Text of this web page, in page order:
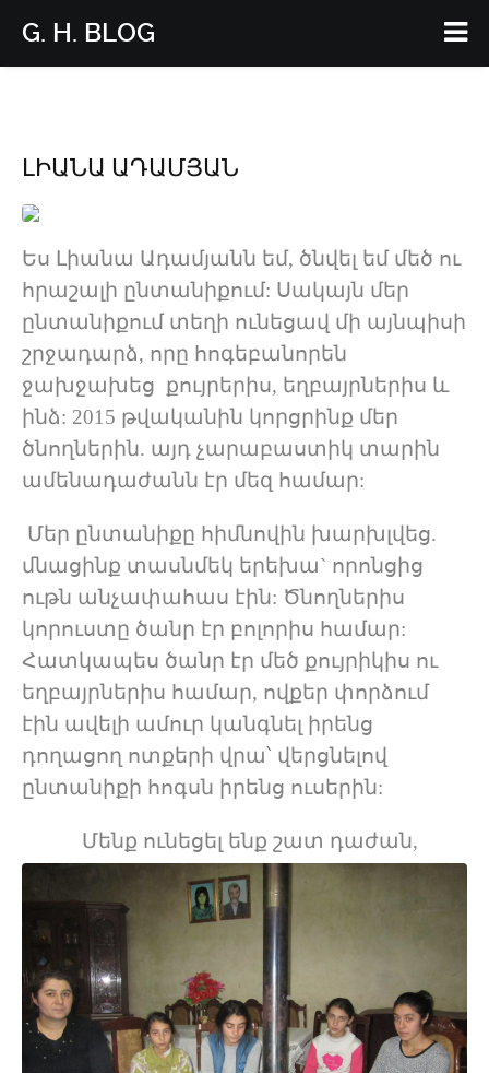
G. H. BLOG
ԼԻԱՆԱ ԱԴԱՄՅԱՆ
Ես Լիանա Ադամյանն եմ, ծնվել եմ մեծ ու
հրաշալի ընտանիքում: Սակայն մեր
ընտանիքում տեղի ունեցավ մի այնպիսի
շրջադարձ, որը հոգեբանորեն
ջախջախեց քույրերիս, եղբայրներիս և
ինձ: 2015 թվականին կորցրինք մեր
ծնողներին. այդ չարաբաստիկ տարին
ամենադաժանն էր մեզ համար:
Մեր ընտանիքը հիմնովին խարխլվեց.
մնացինք տասնմեկ երեխա` որոնցից
ութն անչափահաս էին: Ծնողներիս
կորուստը ծանր էր բոլորիս համար:
Հատկապես ծանր էր մեծ քույրիկիս ու
եղբայրներիս համար, ովքեր փորձում
էին ավելի ամուր կանգնել իրենց
դողացող ոտքերի վրա՝ վերցնելով
ընտանիքի հոգսն իրենց ուսերին:
Մենք ունեցել ենք շատ դաժան,